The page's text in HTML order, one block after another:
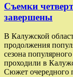
Съемки
завершены
В Калужской
продолжения
сезона
проходили в
Сюжет очередного